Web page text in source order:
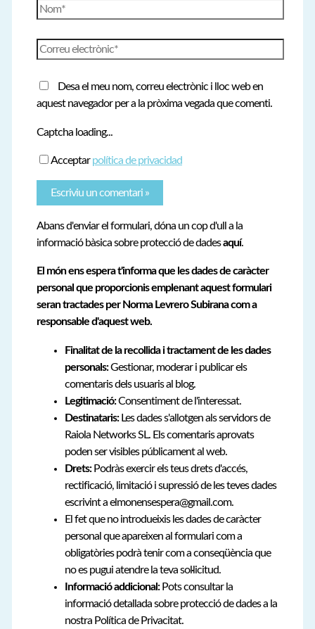
Nom*
Correu
electrònic*
Desa el meu nom, correu electrònic i lloc web en
aquest navegador per a la pròxima vegada que comenti.
Captcha loading...
Acceptarpolítica de privacidad
Abans d'enviar el formulari, dóna un cop d'ull a la
informació bàsica sobre protecció de dadesaquí.
El món ens espera t'informa que les dades de caràcter
personal que proporcionis emplenant aquest formulari
seran tractades per Norma Levrero Subirana com a
responsable d'aquest web.
Finalitat de la recollida i tractament de les dades
personals:Gestionar, moderar i publicar els
comentaris dels usuaris al blog.
Legitimació:Consentiment de l'interessat.
Destinataris:Les dades s'allotgen als servidors de
Raiola Networks SL. Els comentaris aprovats
poden ser visibles públicament al web.
Drets:Podràs exercir els teus drets d'accés,
rectificació, limitació i supressió de les teves dades
escrivint a elmonensespera@gmail.com.
El fet que no introdueixis les dades de caràcter
personal que apareixen al formulari com a
obligatòries podrà tenir com a conseqüència que
no es pugui atendre la teva sol·licitud.
Informació addicional:Pots consultar la
informació detallada sobre protecció de dades a la
nostra Política de Privacitat.